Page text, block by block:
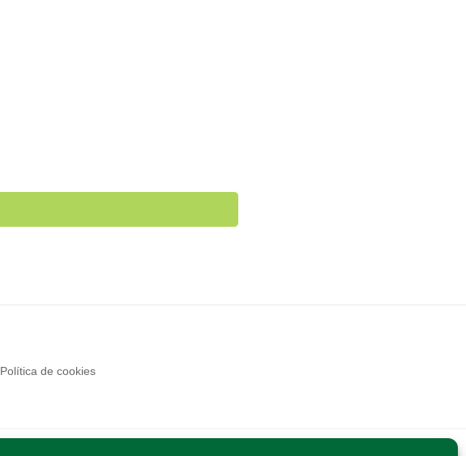
Política de cookies